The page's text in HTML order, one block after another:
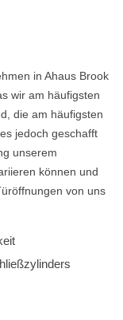
in Ahaus Brook
wir am häufigsten
die am häufigsten
jedoch geschafft
unserem
können und
von uns